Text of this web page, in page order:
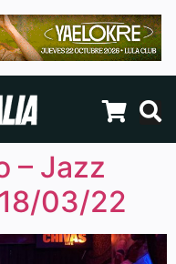
– Jazz
03/22